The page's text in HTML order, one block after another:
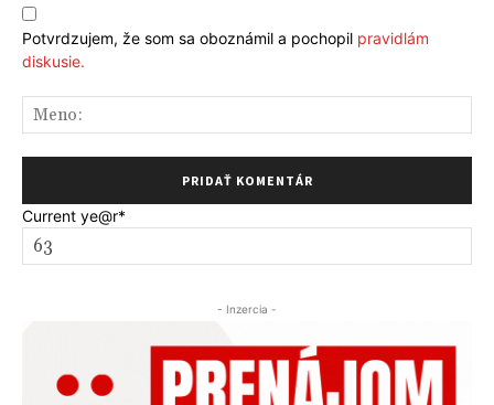
Potvrdzujem, že som sa oboznámil a pochopil pravidlám
diskusie.
Current ye@r*
- Inzercia -